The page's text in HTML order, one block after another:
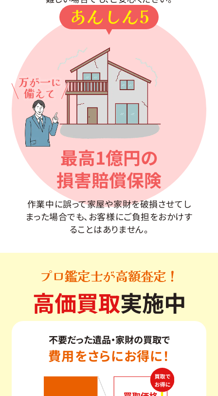
あんしん5
最高1億円の
損害賠償保険
作業中に誤って家屋や家財を破損させてし
まった場合でも、お客様にご負担をおかけす
ることはありません。
万が一に
備えて
プロ鑑定士が高額査定！
高価買取実施中
不要だった遺品・家財の買取で
費用をさらにお得に！